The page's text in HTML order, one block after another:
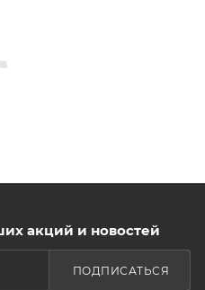
акций и новостей
ПОДПИСАТЬСЯ